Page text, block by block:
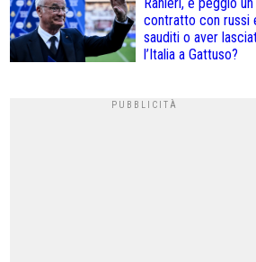
Ranieri, è peggio un
contratto con russi
sauditi o aver
l’Italia a Gattuso?